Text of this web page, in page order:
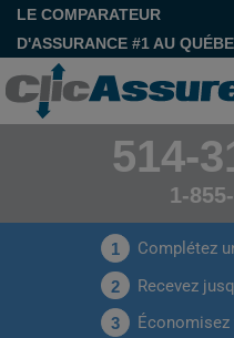
LE COMPARATEUR
D'ASSURANCE #1 AU
514-
1-
1 Complétez
2 Recevez
3